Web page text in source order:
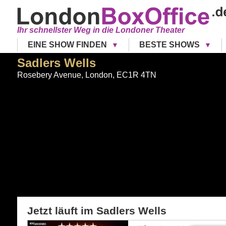
Ihr schnellster Weg in die Londoner Theater
EINE SHOW FINDEN
BESTE SHOWS
Sadlers Wells
Rosebery Avenue, London, EC1R 4TN
Jetzt läuft im Sadlers Wells